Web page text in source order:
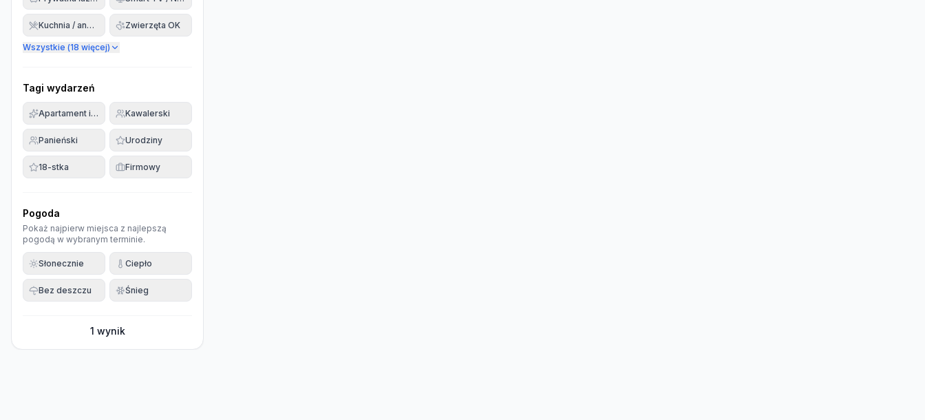
Kuchnia / aneks Zwierzęta OK
Wszystkie (18 więcej)
Tagi wydarzeń
Apartament imprezowyKawalerski
Panieński Urodziny
18-stka Firmowy
Pogoda
Pokaż najpierw miejsca z najlepszą
pogodą w wybranym terminie.
Słonecznie Ciepło
Bez deszczu Śnieg
1 wynik